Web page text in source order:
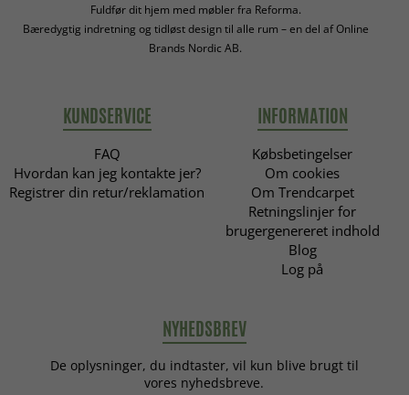
Fuldfør dit hjem med møbler fra Reforma.
Bæredygtig indretning og tidløst design til alle rum – en del af Online
Brands Nordic AB.
KUNDSERVICE
FAQ
Hvordan kan jeg kontakte jer?
Registrer din retur/reklamation
INFORMATION
Købsbetingelser
Om cookies
Om Trendcarpet
Retningslinjer for
brugergenereret indhold
Blog
Log på
NYHEDSBREV
De oplysninger, du indtaster, vil kun blive brugt til
vores nyhedsbreve.